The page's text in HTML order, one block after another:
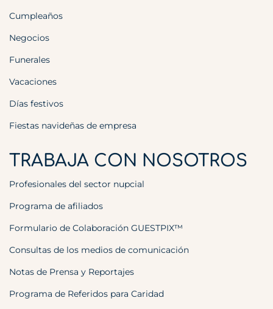
Cumpleaños
Negocios
Funerales
Vacaciones
Días festivos
Fiestas navideñas de empresa
TRABAJA CON NOSOTROS
Profesionales del sector nupcial
Programa de afiliados
Formulario de Colaboración GUESTPIX™
Consultas de los medios de comunicación
Notas de Prensa y Reportajes
Programa de Referidos para Caridad